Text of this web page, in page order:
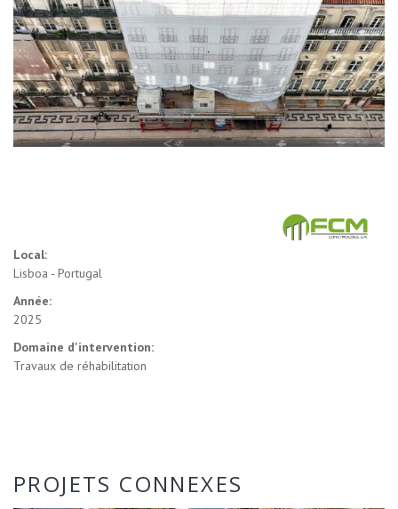
Local:
Lisboa - Portugal
Année:
2025
Domaine d'intervention:
Travaux de réhabilitation
PROJETS CONNEXES